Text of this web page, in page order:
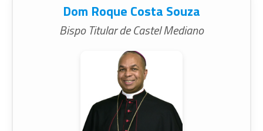
Dom Roque Costa Souza
Bispo Titular de Castel Mediano